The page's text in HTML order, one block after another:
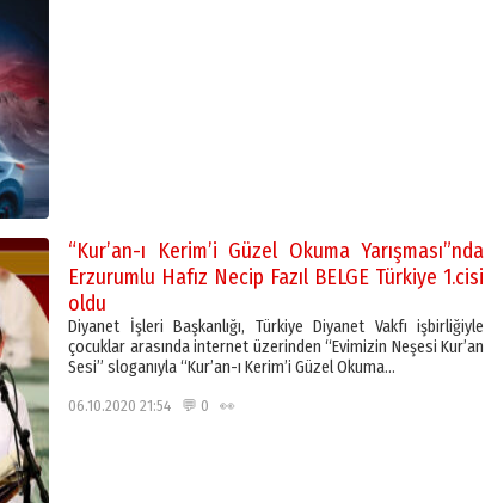
“Kur’an-ı Kerim’i Güzel Okuma Yarışması”nda
Erzurumlu Hafız Necip Fazıl BELGE Türkiye 1.cisi
oldu
Diyanet İşleri Başkanlığı, Türkiye Diyanet Vakfı işbirliğiyle
çocuklar arasında internet üzerinden “Evimizin Neşesi Kur’an
Sesi” sloganıyla “Kur’an-ı Kerim’i Güzel Okuma…
06.10.2020 21:54 💬 0 👀